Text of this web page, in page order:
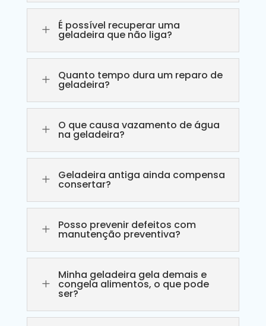
L É possível recuperar uma
geladeira que não liga?
L Quanto tempo dura um reparo de
geladeira?
L O que causa vazamento de água
na geladeira?
L Geladeira antiga ainda compensa
consertar?
L Posso prevenir defeitos com
manutenção preventiva?
L
Minha geladeira gela demais e
congela alimentos, o que pode
ser?